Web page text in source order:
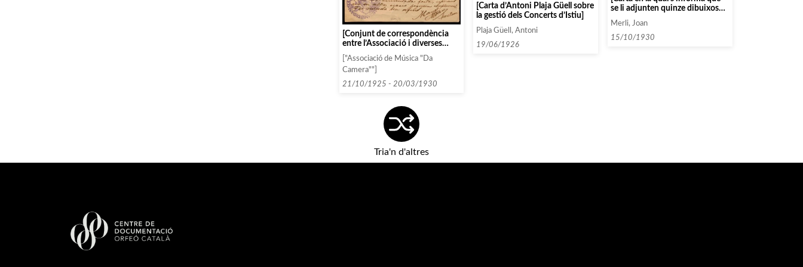
[Conjunt de correspondència
entre l’Associació i diverses
persones i entitats seguint un
ordre alfabètic: AA]
["Associació de Música "Da
Camera""]
21/10/1925 - 20/03/1930
[Carta d’Antoni Plaja Güell sobre
la gestió dels Concerts d’Istiu]
Plaja Güell, Antoni
19/06/1926
se li adjunten quinze dibuixos
Merli, Joan
15/10/1930
Tria'n d'altres